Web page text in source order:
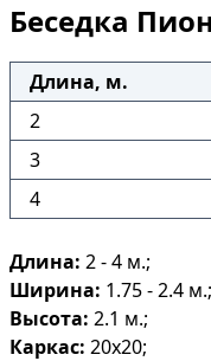
Беседка Пион
Длина, м.
2
3
4
Длина: 2 - 4 м.;
Ширина: 1.75 - 2.4 м.;
Высота: 2.1 м.;
Каркас: 20х20;